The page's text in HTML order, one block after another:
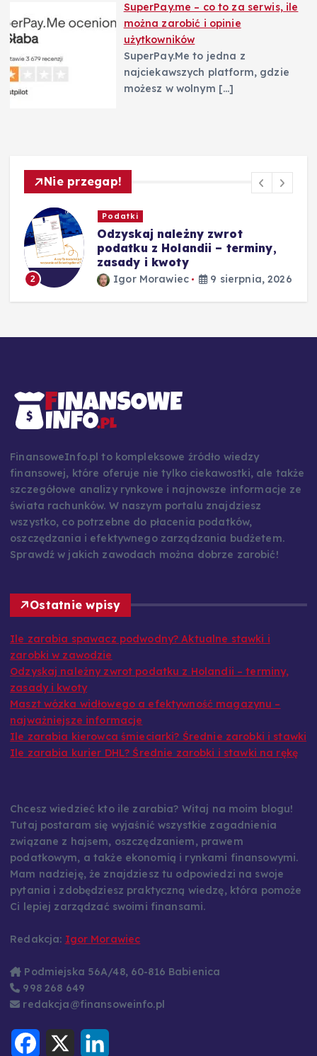
SuperPay.me – co to za serwis, ile
można zarobić i opinie
użytkowników
SuperPay.Me to jedna z
najciekawszych platform, gdzie
możesz w wolnym […]
Nie przegap!
2
Podatki
Odzyskaj należny zwrot
podatku z Holandii – terminy,
zasady i kwoty
Igor Morawiec 9 sierpnia, 2026
FinansoweInfo.pl to kompleksowe źródło wiedzy
finansowej, które oferuje nie tylko ciekawostki, ale także
szczegółowe analizy rynkowe i najnowsze informacje ze
świata rachunków. W naszym portalu znajdziesz
wszystko, co potrzebne do płacenia podatków,
oszczędzania i efektywnego zarządzania budżetem.
Sprawdź w jakich zawodach można dobrze zarobić!
Ostatnie wpisy
Ile zarabia spawacz podwodny? Aktualne stawki i
zarobki w zawodzie
Odzyskaj należny zwrot podatku z Holandii – terminy,
zasady i kwoty
Maszt wózka widłowego a efektywność magazynu –
najważniejsze informacje
Ile zarabia kierowca śmieciarki? Średnie zarobki i stawki
Ile zarabia kurier DHL? Średnie zarobki i stawki na rękę
Chcesz wiedzieć kto ile zarabia? Witaj na moim blogu!
Tutaj postaram się wyjaśnić wszystkie zagadnienia
związane z hajsem, oszczędzaniem, prawem
podatkowym, a także ekonomią i rynkami finansowymi.
Mam nadzieję, że znajdziesz tu odpowiedzi na swoje
pytania i zdobędziesz praktyczną wiedzę, która pomoże
Ci lepiej zarządzać swoimi finansami.
Redakcja: Igor Morawiec
Podmiejska 56A/48, 60-816 Babienica
998 268 649
redakcja@finansoweinfo.pl
X